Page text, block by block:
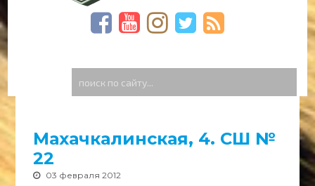
Видео архив
Махачкалинская, 4. СШ №
22
03 февраля 2012